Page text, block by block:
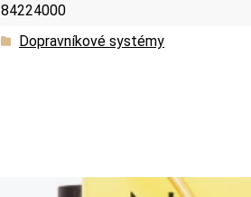
84224000
Dopravníkové systémy